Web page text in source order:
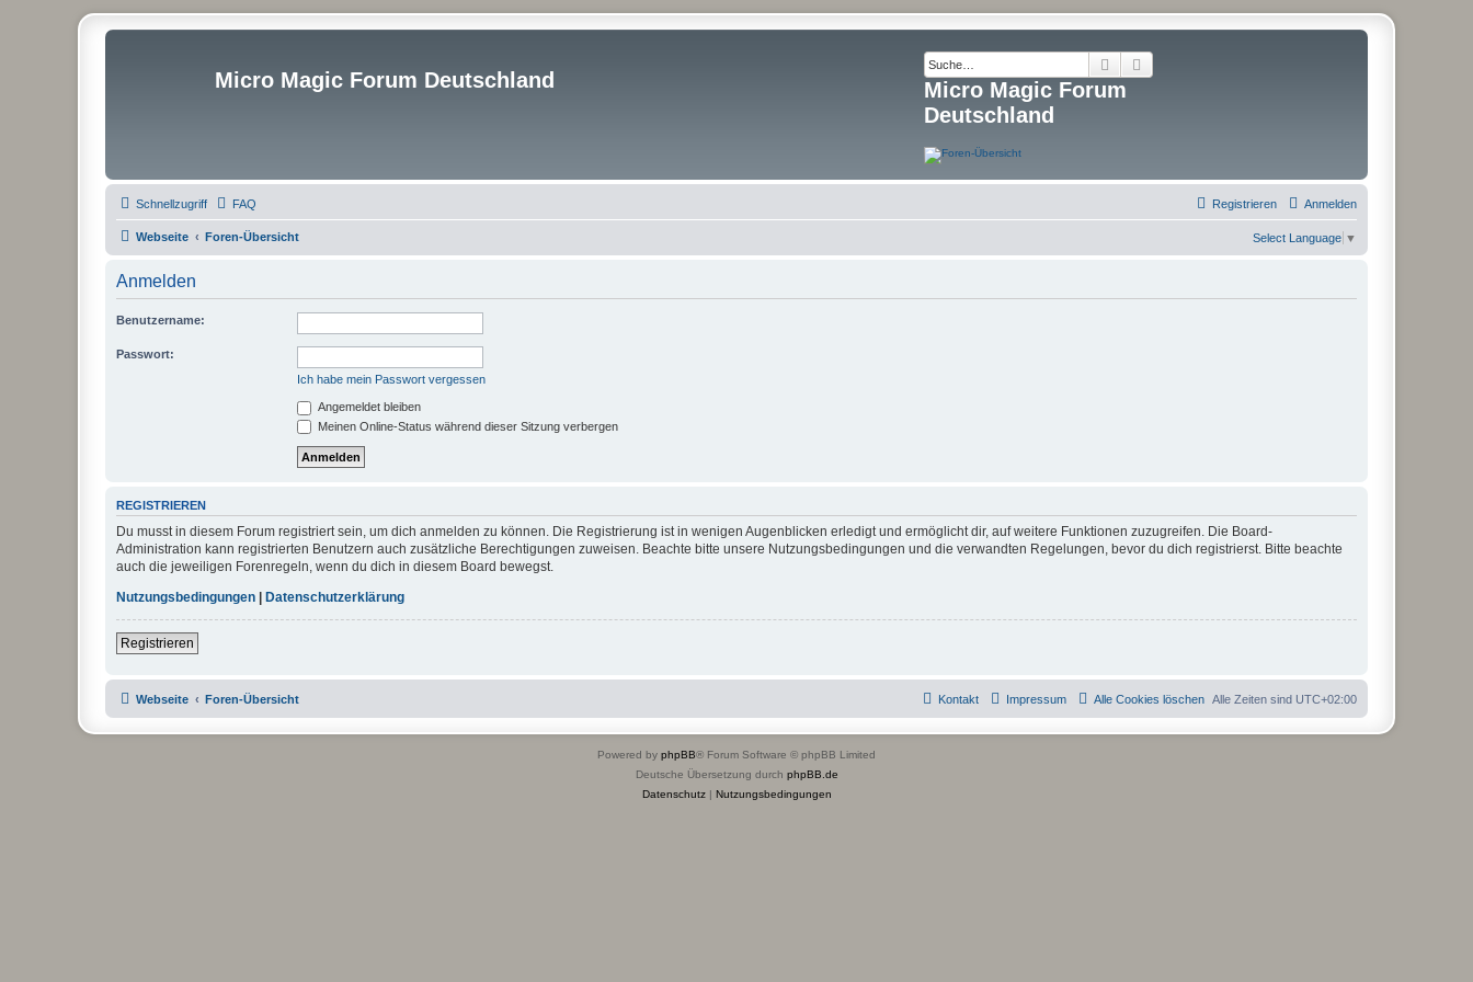
Micro Magic Forum Deutschland
Suche
Micro Magic Forum
Deutschland
Schnellzugriff FAQ Anmelden
Registrieren
Webseite Foren-Übersicht Select Language ▼
Anmelden
Benutzername:
Passwort:
Ich habe mein Passwort vergessen
Angemeldet bleiben
Meinen Online-Status während dieser Sitzung verbergen
REGISTRIEREN
Du musst in diesem Forum registriert sein, um dich anmelden zu können. Die Registrierung ist in wenigen Augenblicken erledigt und ermöglicht dir, auf weitere Funktionen zuzugreifen. Die Board-
Administration kann registrierten Benutzern auch zusätzliche Berechtigungen zuweisen. Beachte bitte unsere Nutzungsbedingungen und die verwandten Regelungen, bevor du dich registrierst. Bitte beachte
auch die jeweiligen Forenregeln, wenn du dich in diesem Board bewegst.
Nutzungsbedingungen | Datenschutzerklärung
Registrieren
Webseite Foren-Übersicht Alle Zeiten sind UTC+02:00
Alle Cookies löschen
Impressum
Kontakt
Powered by phpBB® Forum Software © phpBB Limited
Deutsche Übersetzung durch phpBB.de
Datenschutz| Nutzungsbedingungen